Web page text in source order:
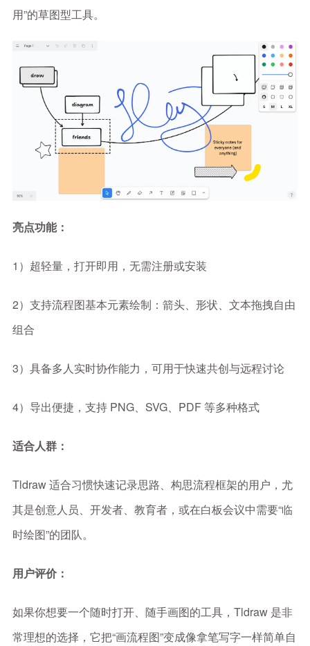
用”的草图型工具。
亮点功能：
1）超轻量，打开即用，无需注册或安装
2）支持流程图基本元素绘制：箭头、形状、文本拖拽自由
组合
3）具备多人实时协作能力，可用于快速共创与远程讨论
4）导出便捷，支持 PNG、SVG、PDF 等多种格式
适合人群：
Tldraw 适合习惯快速记录思路、构思流程框架的用户，尤
其是创意人员、开发者、教育者，或在白板会议中需要“临
时绘图”的团队。
用户评价：
如果你想要一个随时打开、随手画图的工具，Tldraw 是非
常理想的选择，它把“画流程图”变成像拿笔写字一样简单自